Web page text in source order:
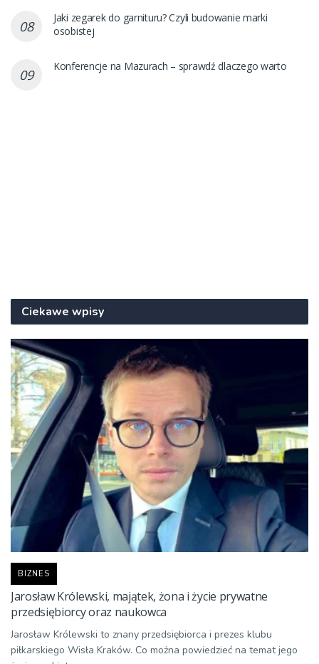
Jaki zegarek do garnituru? Czyli budowanie marki
osobistej
Konferencje na Mazurach – sprawdź dlaczego warto
Ciekawe wpisy
BIZNES
Jarosław Królewski, majątek, żona i życie prywatne
przedsiębiorcy oraz naukowca
Jarosław Królewski to znany przedsiębiorca i prezes klubu
piłkarskiego Wisła Kraków. Co można powiedzieć na temat jego